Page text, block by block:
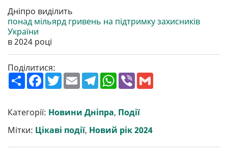
Дніпро виділить
понад мільярд гривень на підтримку захисників
України
в 2024 році
Поділитися:
П
о
р
и
т
и
F
a
b
o
o
k
T
w
t
e
r
E
m
l
T
e
g
r
a
m
W
h
s
A
p
p
V
r
Категорії: Новини Дніпра, Події
Мітки: Цікаві події, Новий рік 2024